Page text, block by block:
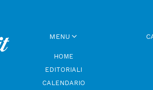
MENU
HOME
EDITORIALI
CALENDARIO